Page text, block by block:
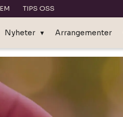
TIPS OSS
Nyheter Arrangementer